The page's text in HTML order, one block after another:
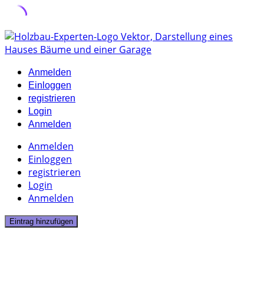
Skip
to
Anmelden
Einloggen
registrieren
Login
Anmelden
Anmelden
Einloggen
registrieren
Login
Anmelden
Eintrag hinzufügen